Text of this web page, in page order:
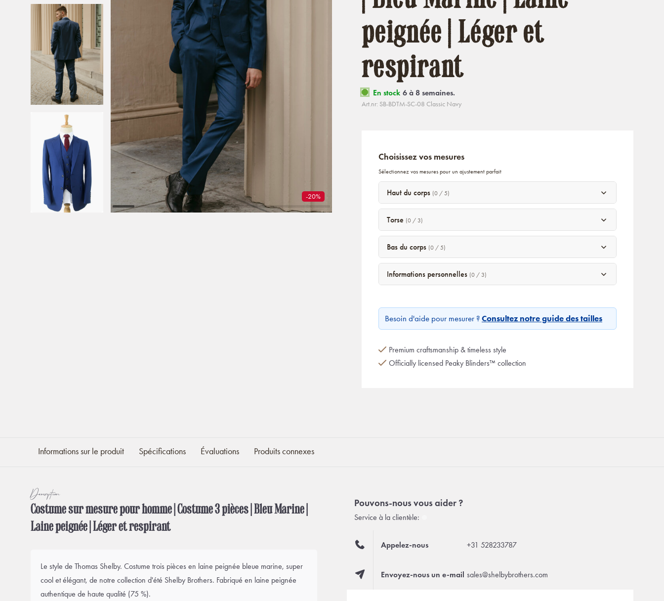
-20%
peignée | Léger et
respirant
En stock 6 à 8 semaines.
Art.nr: SB-BDTM-SC-08 Classic Navy
Choisissez vos mesures
Sélectionnez vos mesures pour un ajustement parfait
Haut du corps (0 / 5)
Torse (0 / 3)
Bas du corps (0 / 5)
Informations personnelles (0 / 3)
Besoin d'aide pour mesurer ? Consultez notre guide des tailles
Premium craftsmanship & timeless style
Officially licensed Peaky Blinders™ collection
Informations sur le produit Spécifications Évaluations Produits connexes
Description
Costume sur mesure pour homme | Costume 3 pièces | Bleu Marine |
Laine peignée | Léger et respirant
Le style de Thomas Shelby. Costume trois pièces en laine peignée bleue marine, super
cool et élégant, de notre collection d'été Shelby Brothers. Fabriqué en laine peignée
authentique de haute qualité (75 %).
Pouvons-nous vous aider ?
Service à la clientèle:
Appelez-nous +31 528233787
Envoyez-nous un e-mail sales@shelbybrothers.com